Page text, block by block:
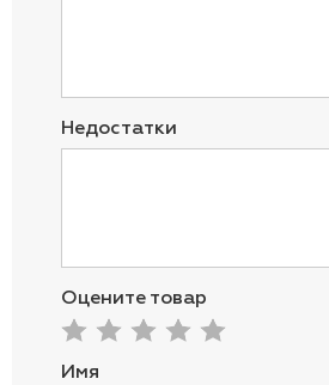
Недостатки
Оцените товар
Имя